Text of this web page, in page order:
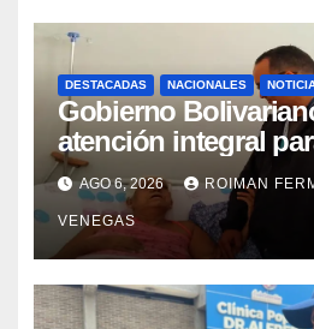
DESTACADAS NACIONALES
Gobierno
atención integral
con discapacidad en
campamentos de
AGO 6, 2026 ROIMAN
VENEGAS